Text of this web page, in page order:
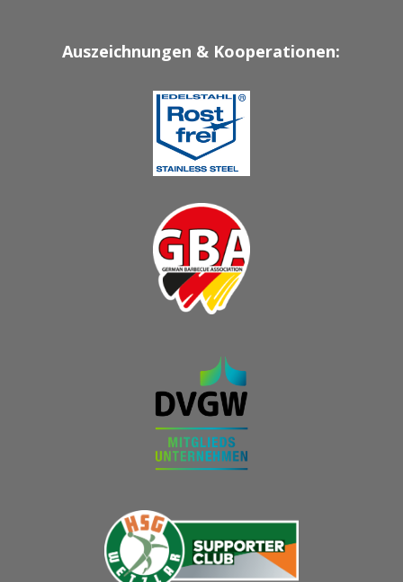
Auszeichnungen & Kooperationen: